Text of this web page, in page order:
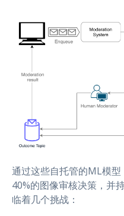
通过这些自托管的ML模
40%的图像审核决策，并
临着几个挑战：